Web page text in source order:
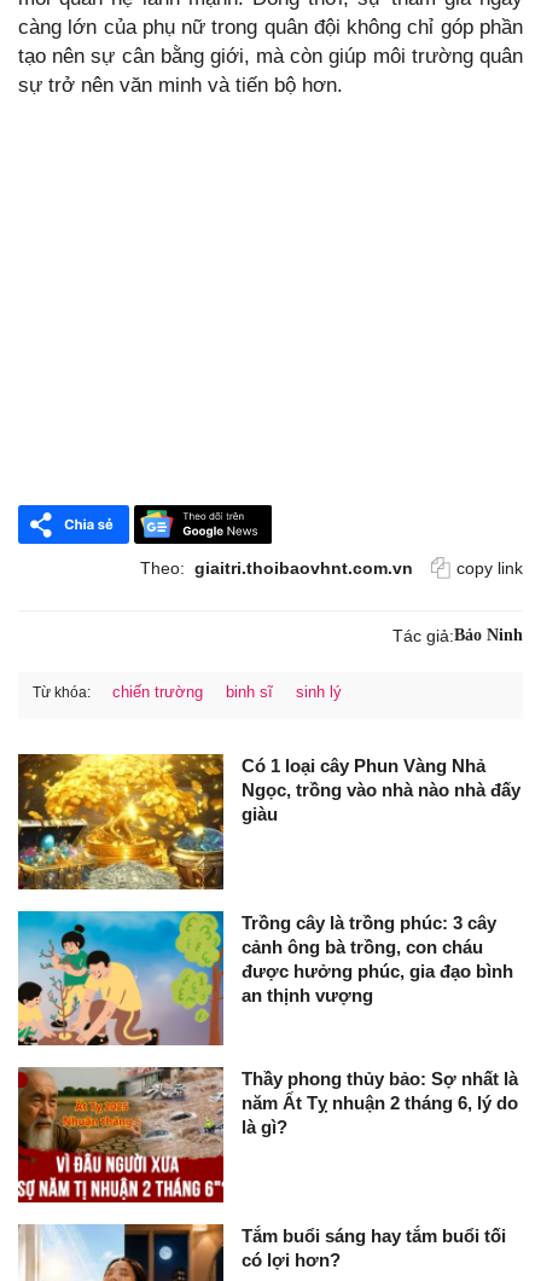
càng lớn của phụ nữ trong quân đội không chỉ góp phần
tạo nên sự cân bằng giới, mà còn giúp môi trường quân
sự trở nên văn minh và tiến bộ hơn.
Theo: giaitri.thoibaovhnt.com.vn copy link
Tác giả:Bảo Ninh
Từ khóa: chiến trường binh sĩ sinh lý
Có 1 loại cây Phun Vàng Nhả
Ngọc, trồng vào nhà nào nhà đấy
giàu
Trồng cây là trồng phúc: 3 cây
cảnh ông bà trồng, con cháu
được hưởng phúc, gia đạo bình
an thịnh vượng
Thầy phong thủy bảo: Sợ nhất là
năm Ất Tỵ nhuận 2 tháng 6, lý do
là gì?
Tắm buổi sáng hay tắm buổi tối
có lợi hơn?